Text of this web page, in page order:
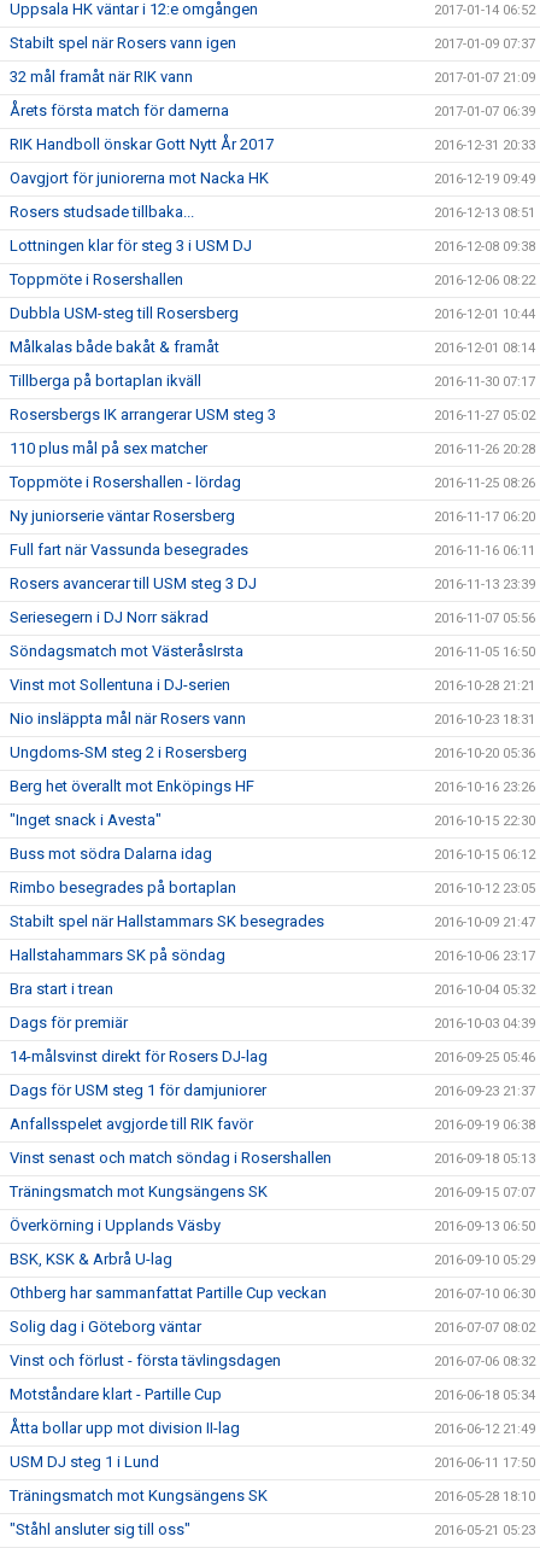
Uppsala HK väntar i 12:e omgången 2017-01-14 06:52
Stabilt spel när Rosers vann igen 2017-01-09 07:37
32 mål framåt när RIK vann 2017-01-07 21:09
Årets första match för damerna 2017-01-07 06:39
RIK Handboll önskar Gott Nytt År 2017 2016-12-31 20:33
Oavgjort för juniorerna mot Nacka HK 2016-12-19 09:49
Rosers studsade tillbaka... 2016-12-13 08:51
Lottningen klar för steg 3 i USM DJ 2016-12-08 09:38
Toppmöte i Rosershallen 2016-12-06 08:22
Dubbla USM-steg till Rosersberg 2016-12-01 10:44
Målkalas både bakåt & framåt 2016-12-01 08:14
Tillberga på bortaplan ikväll 2016-11-30 07:17
Rosersbergs IK arrangerar USM steg 3 2016-11-27 05:02
110 plus mål på sex matcher 2016-11-26 20:28
Toppmöte i Rosershallen - lördag 2016-11-25 08:26
Ny juniorserie väntar Rosersberg 2016-11-17 06:20
Full fart när Vassunda besegrades 2016-11-16 06:11
Rosers avancerar till USM steg 3 DJ 2016-11-13 23:39
Seriesegern i DJ Norr säkrad 2016-11-07 05:56
Söndagsmatch mot VästeråsIrsta 2016-11-05 16:50
Vinst mot Sollentuna i DJ-serien 2016-10-28 21:21
Nio insläppta mål när Rosers vann 2016-10-23 18:31
Ungdoms-SM steg 2 i Rosersberg 2016-10-20 05:36
Berg het överallt mot Enköpings HF 2016-10-16 23:26
"Inget snack i Avesta" 2016-10-15 22:30
Buss mot södra Dalarna idag 2016-10-15 06:12
Rimbo besegrades på bortaplan 2016-10-12 23:05
Stabilt spel när Hallstammars SK besegrades 2016-10-09 21:47
Hallstahammars SK på söndag 2016-10-06 23:17
Bra start i trean 2016-10-04 05:32
Dags för premiär 2016-10-03 04:39
14-målsvinst direkt för Rosers DJ-lag 2016-09-25 05:46
Dags för USM steg 1 för damjuniorer 2016-09-23 21:37
Anfallsspelet avgjorde till RIK favör 2016-09-19 06:38
Vinst senast och match söndag i Rosershallen 2016-09-18 05:13
Träningsmatch mot Kungsängens SK 2016-09-15 07:07
Överkörning i Upplands Väsby 2016-09-13 06:50
BSK, KSK & Arbrå U-lag 2016-09-10 05:29
Othberg har sammanfattat Partille Cup veckan 2016-07-10 06:30
Solig dag i Göteborg väntar 2016-07-07 08:02
Vinst och förlust - första tävlingsdagen 2016-07-06 08:32
Motståndare klart - Partille Cup 2016-06-18 05:34
Åtta bollar upp mot division II-lag 2016-06-12 21:49
USM DJ steg 1 i Lund 2016-06-11 17:50
Träningsmatch mot Kungsängens SK 2016-05-28 18:10
"Ståhl ansluter sig till oss" 2016-05-21 05:23